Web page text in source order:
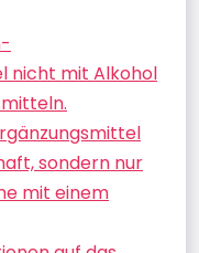
nicht mit Alkohol
sondern nur
mit einem